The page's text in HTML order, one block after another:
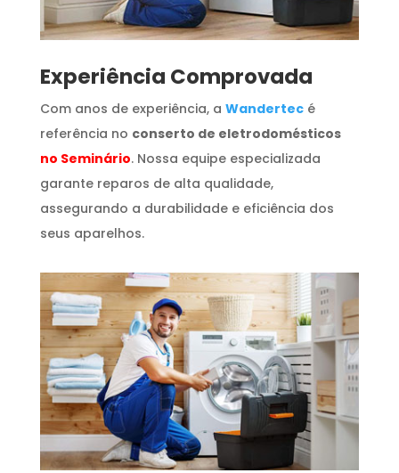
​Experiência Comprovada
Com anos de experiência, a Wandertecé
referência no conserto de eletrodomésticos
no Seminário. Nossa equipe especializada
garante reparos de alta qualidade,
assegurando a durabilidade e eficiência dos
seus aparelhos.